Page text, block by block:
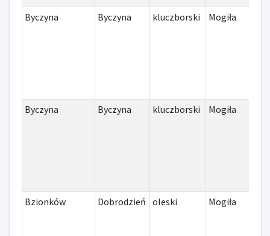
Byczyna Byczyna kluczborski Mogiła
Byczyna Byczyna kluczborski Mogiła
Bzionków Dobrodzień oleski Mogiła